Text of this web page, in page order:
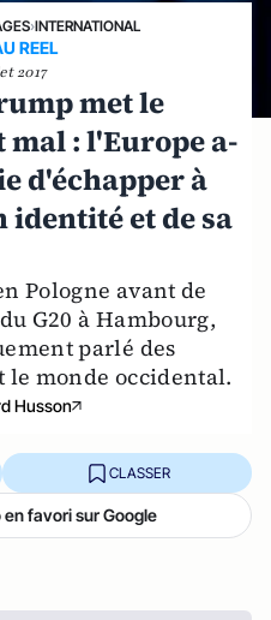
›INTERNATIONAL
REEL
2017
met le
: l'Europe a-
d'échapper à
et de sa
Pologne avant de
G20 à Hambourg,
parlé des
le monde occidental.
Husson
CLASSER
favori sur Google